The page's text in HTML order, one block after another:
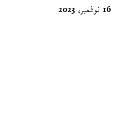
16 نوفمبر، 2023